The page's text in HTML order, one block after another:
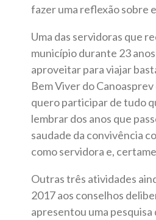
fazer uma reflexão sobre
Uma das servidoras que
município durante 23
aproveitar para viajar
Bem Viver do
quero participar de tudo
lembrar dos anos que
saudade da convivência
como servidora e,
Outras três atividades
2017 aos conselhos
apresentou uma